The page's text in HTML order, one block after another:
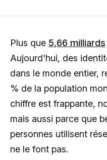
Plus que 5,66 milliards
Aujourd'hui, des
dans le monde entier,
% de la population
chiffre est frappante,
mais aussi parce que
personnes utilisent
ne le font pas.